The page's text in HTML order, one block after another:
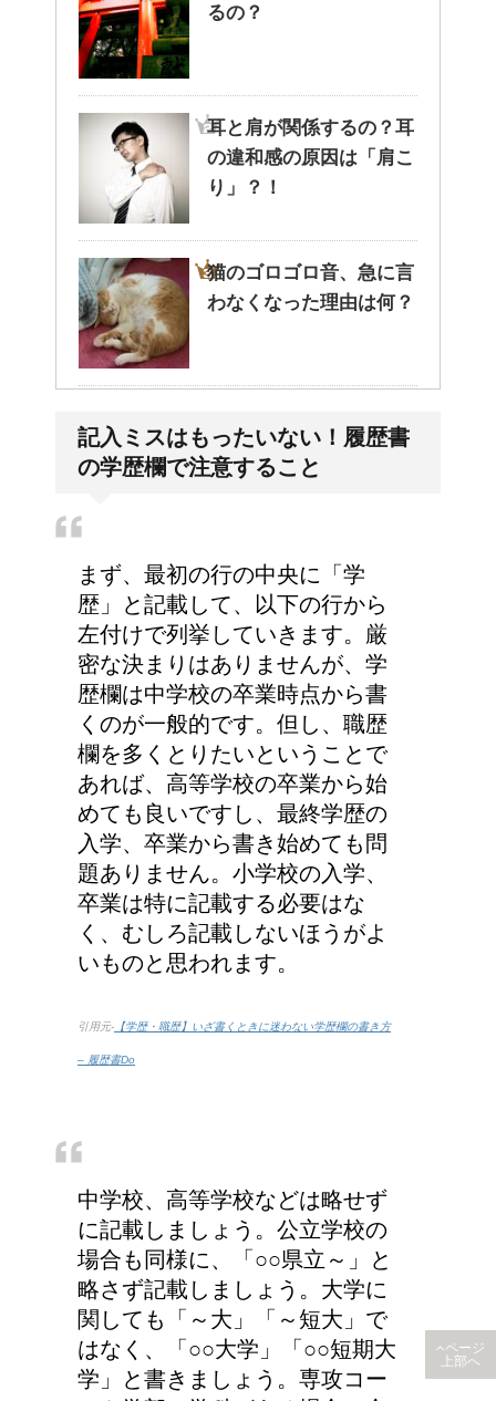
るの？
耳と肩が関係するの？耳
の違和感の原因は「肩こ
り」？！
猫のゴロゴロ音、急に言
わなくなった理由は何？
『優』の位置づけは？
記入ミスはもったいない！履歴書
の学歴欄で注意すること
まず、最初の行の中央に「学
歴」と記載して、以下の行から
左付けで列挙していきます。厳
密な決まりはありませんが、学
歴欄は中学校の卒業時点から書
くのが一般的です。但し、職歴
欄を多くとりたいということで
あれば、高等学校の卒業から始
めても良いですし、最終学歴の
入学、卒業から書き始めても問
題ありません。小学校の入学、
卒業は特に記載する必要はな
く、むしろ記載しないほうがよ
いものと思われます。
引用元- 【学歴・職歴】いざ書くときに迷わない学歴欄の書き方
– 履歴書Do
中学校、高等学校などは略せず
に記載しましょう。公立学校の
場合も同様に、「○○県立～」と
略さず記載しましょう。大学に
関しても「～大」「～短大」で
はなく、「○○大学」「○○短期大
学」と書きましょう。専攻コー
ページ
上部へ